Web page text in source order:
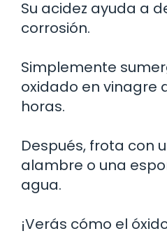
Su acidez ayuda a
corrosión.
Simplemente
oxidado en vinagre
horas.
Después, frota con
alambre o una
agua.
¡Verás cómo el